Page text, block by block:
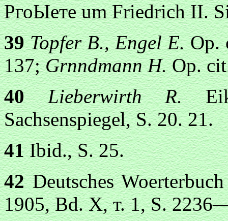
РгоЫете um Friedrich II.
39 Topfer В., Engel E.Op.
137;Grnndmann H.Op.
40
Lieberwirth R.
Sachsenspiegel, S. 20. 21.
41Ibid., S. 25.
42Deutsches
1905, Bd. X, т. 1, S.